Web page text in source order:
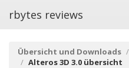
rbytes reviews
Übersicht und Downloads
Alteros 3D 3.0 übersicht